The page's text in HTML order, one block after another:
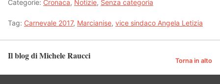
Categorie: Cronaca, Notizie, Senza categoria
Tag: Carnevale 2017, Marcianise, vice sindaco Angela Letizia
Il blog di Michele Raucci Torna in alto